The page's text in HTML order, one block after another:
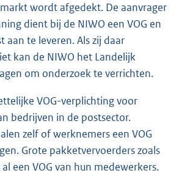
wordt afgedekt. De aanvrager
dient bij de NIWO een VOG en
aan te leveren. Als zij daar
kan de NIWO het Landelijk
om onderzoek te verrichten.
VOG-verplichting voor
bedrijven in de postsector.
zelf of werknemers een VOG
Grote pakketvervoerders zoals
een VOG van hun medewerkers.